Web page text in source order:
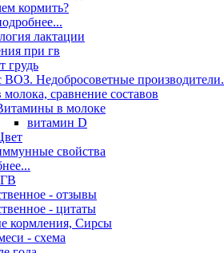
кормить?
лактации
при гв
грудь
ВОЗ. Недобросоветные производители.
молока, сравнение составов
в молоке
витамин D
свойства
- отзывы
- цитаты
кормления, Сирсы
- схема